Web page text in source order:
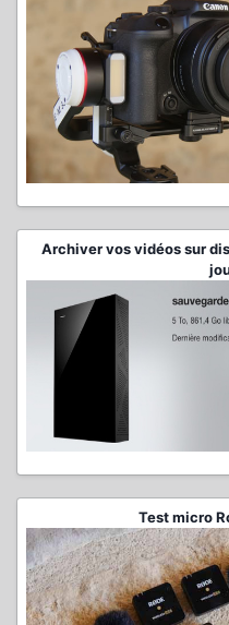
Archiver vos vidéos sur
Test micro